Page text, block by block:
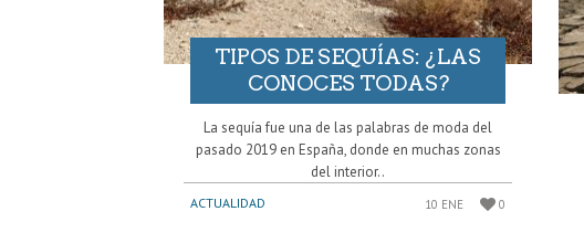
TIPOS DE SEQUÍAS: ¿LAS
CONOCES TODAS?
La sequía fue una de las palabras de moda del
pasado 2019 en España, donde en muchas zonas
del interior..
ACTUALIDAD 10 ENE 0